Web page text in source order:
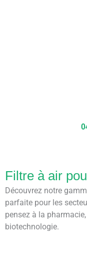
Filtre à air
Découvrez notre
parfaite pour les
pensez à la
biotechnologie.